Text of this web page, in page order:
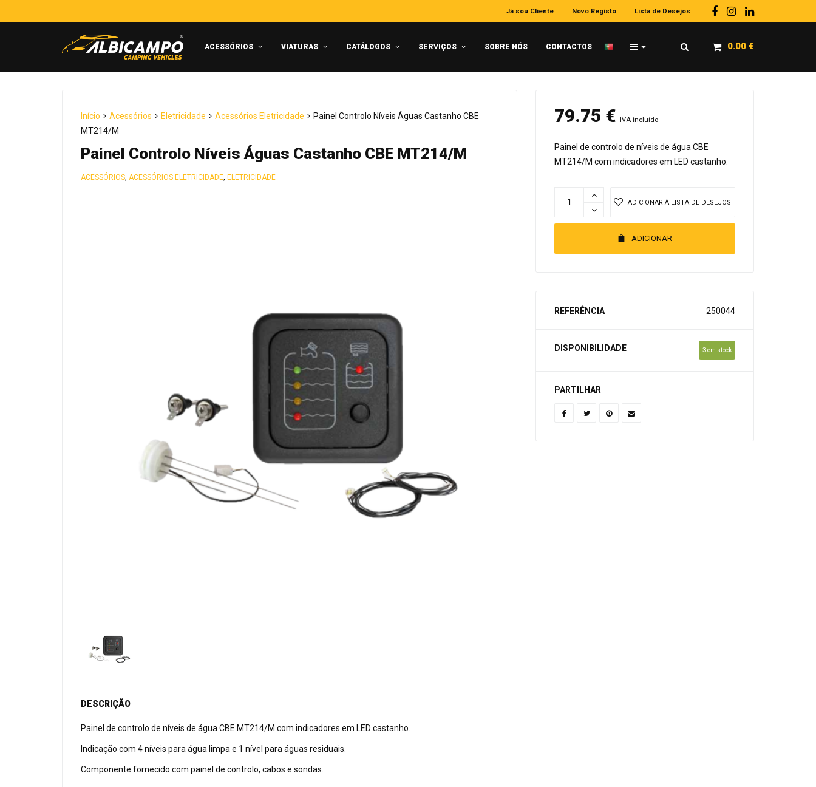
Já sou Cliente Novo Registo Lista de Desejos
ACESSÓRIOS VIATURAS CATÁLOGOS SERVIÇOS SOBRE NÓS CONTACTOS 0.00 €
Início Acessórios Eletricidade Acessórios Eletricidade
Painel Controlo Níveis Águas Castanho CBE
MT214/M
Painel Controlo Níveis Águas Castanho CBE MT214/M
ACESSÓRIOS, ACESSÓRIOS ELETRICIDADE, ELETRICIDADE
DESCRIÇÃO
Painel de controlo de níveis de água CBE MT214/M com indicadores em LED castanho.
Indicação com 4 níveis para água limpa e 1 nível para águas residuais.
Componente fornecido com painel de controlo, cabos e sondas.
79.75 € IVA incluído
Painel de controlo de níveis de água CBE
MT214/M com indicadores em LED castanho.
ADICIONAR
ADICIONAR À LISTA DE DESEJOS
REFERÊNCIA 250044
DISPONIBILIDADE 3 em stock
PARTILHAR